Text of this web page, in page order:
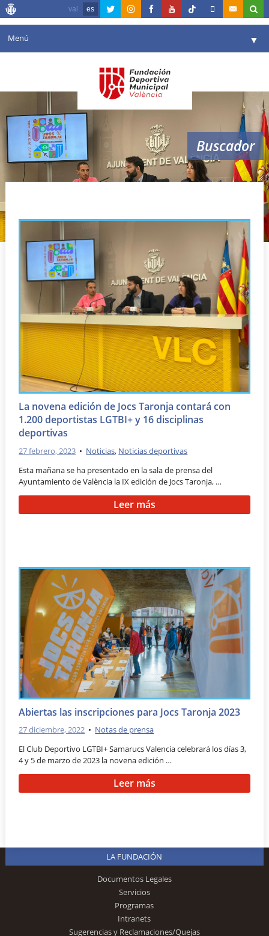
val es
Menú ▼
Agenda
Instalaciones
Comunicación ▼
Valencia en deporte ▼
Buscador
Jocs Taronja 2023
La novena edición de Jocs Taronja contará con
1.200 deportistas LGTBI+ y 16 disciplinas
deportivas
27 febrero, 2023 • Noticias, Noticias deportivas
Esta mañana se ha presentado en la sala de prensa del
Ayuntamiento de València la IX edición de Jocs Taronja, …
Leer más
Abiertas las inscripciones para Jocs Taronja 2023
27 diciembre, 2022 • Notas de prensa
El Club Deportivo LGTBI+ Samarucs Valencia celebrará los días 3,
4 y 5 de marzo de 2023 la novena edición …
Leer más
LA FUNDACIÓN
Documentos Legales
Servicios
Programas
Intranets
Sugerencias y Reclamaciones/Quejas